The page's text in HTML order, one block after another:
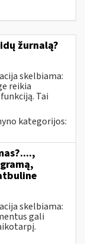
žurnalą?
skelbiama:
reikia
Tai
kategorijos:
skelbiama:
gali